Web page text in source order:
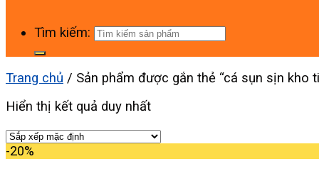
Tìm kiếm:
Trang chủ / Sản phẩm được gắn thẻ “cá sụn sịn kho
Hiển thị kết quả duy nhất
-20%